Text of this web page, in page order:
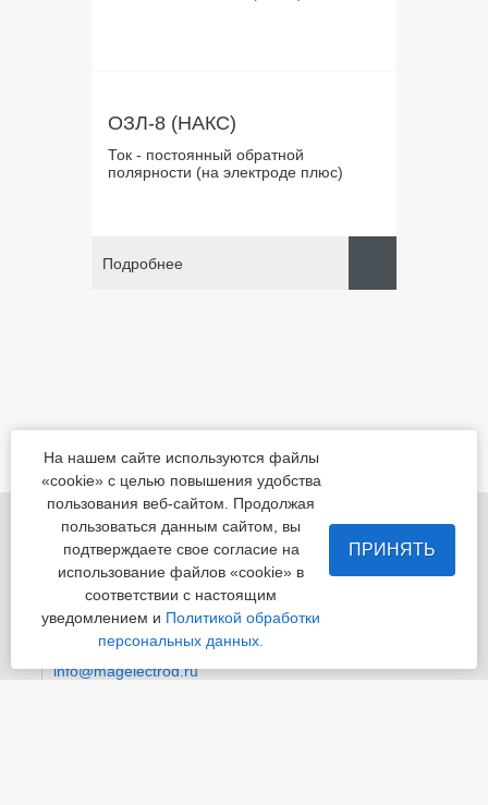
ОЗЛ-8 (НАКС)
Ток - постоянный обратной
полярности (на электроде плюс)
Подробнее
455022, Челябинская обл., Магнитогорск, шоссе
Белорецкое, д.5
пн - пт с 8:00 до 17:00 сб-вс-вых.
Приемная +7 (3519) 24-07-29
info@magelectrod.ru
На нашем сайте используются файлы
«cookie» с целью повышения удобства
пользования веб-сайтом. Продолжая
пользоваться данным сайтом, вы
подтверждаете свое согласие на
использование файлов «cookie» в
соответствии с настоящим
уведомлением и Политикой обработки
персональных данных.
ПРИНЯТЬ